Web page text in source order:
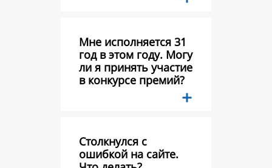
Мне исполняется 31
год в этом году. Могу
ли я принять участие
в конкурсе премий?
Столкнулся с
ошибкой на сайте.